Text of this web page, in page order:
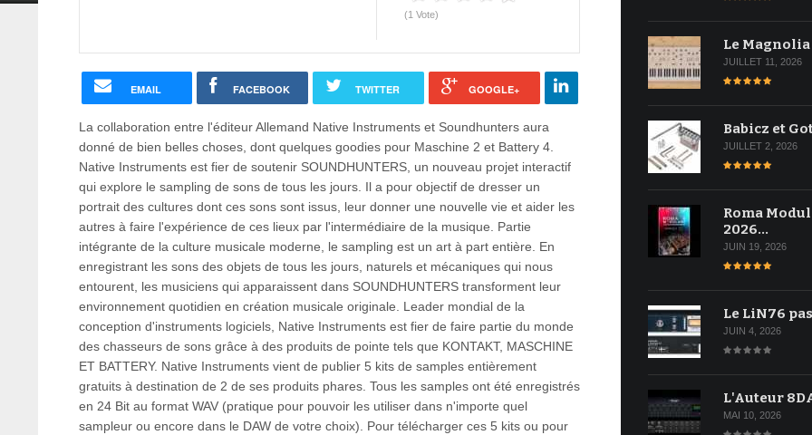
(1 Vote)
EMAIL FACEBOOK TWITTER GOOGLE+
La collaboration entre l'éditeur Allemand Native Instruments et Soundhunters aura
donné de bien belles choses, dont quelques goodies pour Maschine 2 et Battery 4.
Native Instruments est fier de soutenir SOUNDHUNTERS, un nouveau projet interactif
qui explore le sampling de sons de tous les jours. Il a pour objectif de dresser un
portrait des cultures dont ces sons sont issus, leur donner une nouvelle vie et aider les
autres à faire l'expérience de ces lieux par l'intermédiaire de la musique. Partie
intégrante de la culture musicale moderne, le sampling est un art à part entière. En
enregistrant les sons des objets de tous les jours, naturels et mécaniques qui nous
entourent, les musiciens qui apparaissent dans SOUNDHUNTERS transforment leur
environnement quotidien en création musicale originale. Leader mondial de la
conception d'instruments logiciels, Native Instruments est fier de faire partie du monde
des chasseurs de sons grâce à des produits de pointe tels que KONTAKT, MASCHINE
ET BATTERY. Native Instruments vient de publier 5 kits de samples entièrement
gratuits à destination de 2 de ses produits phares. Tous les samples ont été enregistrés
en 24 Bit au format WAV (pratique pour pouvoir les utiliser dans n'importe quel
sampleur ou encore dans le DAW de votre choix). Pour télécharger ces 5 kits ou pour
Le
JUILLET 11, 2026
Babicz et
JUILLET 2, 2026
Roma
2026…
JUIN 19, 2026
Le LiN76
JUIN 4, 2026
L'Auteur
MAI 10, 2026